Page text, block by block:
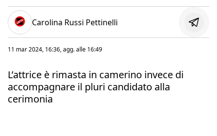
Carolina Russi Pettinelli
11 mar 2024, 16:36, agg. alle 16:49
L’attrice è rimasta in camerino invece di
accompagnare il pluri candidato alla
cerimonia